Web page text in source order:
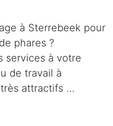
à Sterrebeek pour
phares ?
services à votre
de travail à
attractifs …